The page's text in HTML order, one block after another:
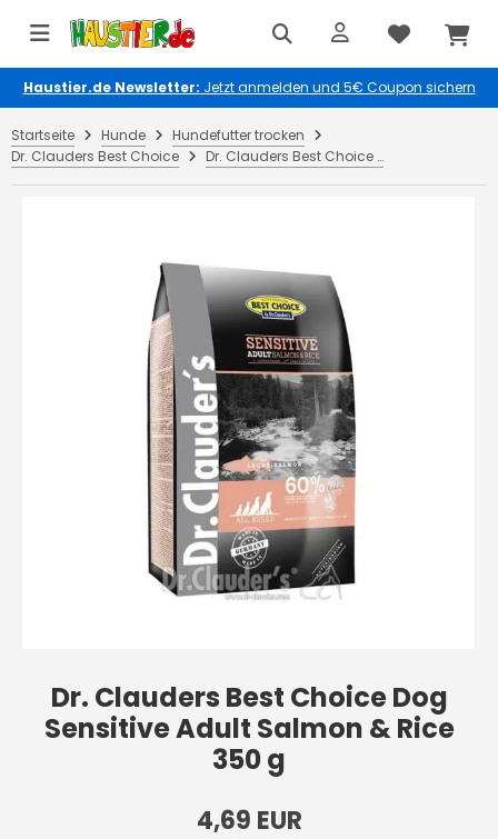
Haustier.de Newsletter: Jetzt anmelden und 5€ Coupon sichern
Startseite Hunde
Hundefutter trocken
Dr. Clauders Best Choice
Dr. Clauders Best Choice Dog Sensitive Adult Salmon & Rice 350 g
Dr. Clauders Best Choice Dog
Sensitive Adult Salmon & Rice
350 g
4,69 EUR